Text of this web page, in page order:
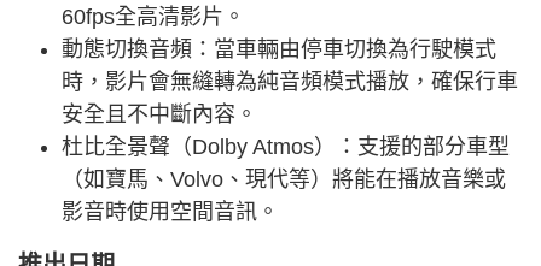
60fps全高清影片。
動態切換音頻：當車輛由停車切換為行駛模式
時，影片會無縫轉為純音頻模式播放，確保行車
安全且不中斷內容。
杜比全景聲（Dolby Atmos）：支援的部分車型
（如寶馬、Volvo、現代等）將能在播放音樂或
影音時使用空間音訊。